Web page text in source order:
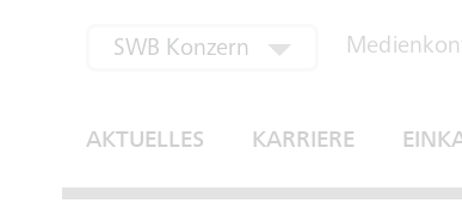
aktuell ausgewählt
SWB Konzern
AKTUELLES KARRIERE